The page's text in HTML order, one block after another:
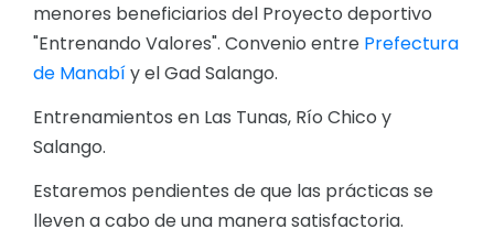
PRESUPUESTO: EJECUCIÓN Y REPORTES
Cédulas presupuestarias y balances
Ejecución Presupuestaria
Obras y proyectos
menores beneficiarios del Proyecto deportivo
"Entrenando Valores". Convenio entre Prefectura
de Manabíy el Gad Salango.
Entrenamientos en Las Tunas, Río Chico y
Salango.
Estaremos pendientes de que las prácticas se
lleven a cabo de una manera satisfactoria.